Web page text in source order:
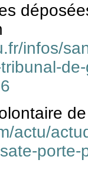
infos/
actu/
porte-